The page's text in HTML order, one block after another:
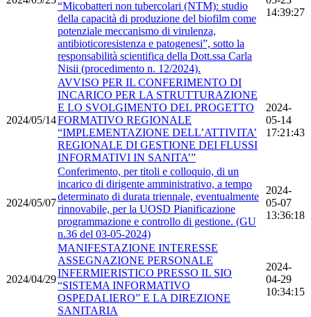
“Micobatteri non tubercolari (NTM): studio
della capacità di produzione del biofilm come
potenziale meccanismo di virulenza,
antibioticoresistenza e patogenesi”, sotto la
responsabilità scientifica della Dott.ssa Carla
Nisii (procedimento n. 12/2024).
14:39:27
2024/05/14
AVVISO PER IL CONFERIMENTO DI
INCARICO PER LA STRUTTURAZIONE
E LO SVOLGIMENTO DEL PROGETTO
FORMATIVO REGIONALE
“IMPLEMENTAZIONE DELL’ATTIVITA’
REGIONALE DI GESTIONE DEI FLUSSI
INFORMATIVI IN SANITA’”
2024-
05-14
17:21:43
2024/05/07
Conferimento, per titoli e colloquio, di un
incarico di dirigente amministrativo, a tempo
determinato di durata triennale, eventualmente
rinnovabile, per la UOSD Pianificazione
programmazione e controllo di gestione. (GU
n.36 del 03-05-2024)
2024-
05-07
13:36:18
2024/04/29
MANIFESTAZIONE INTERESSE
ASSEGNAZIONE PERSONALE
INFERMIERISTICO PRESSO IL SIO
“SISTEMA INFORMATIVO
OSPEDALIERO” E LA DIREZIONE
SANITARIA
2024-
04-29
10:34:15